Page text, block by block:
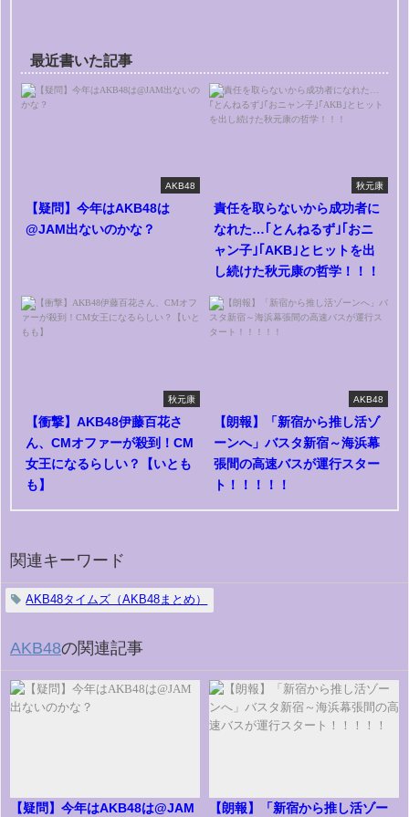
最近書いた記事
AKB48
【疑問】今年はAKB48は
@JAM出ないのかな？
秋元康
責任を取らないから成功者に
なれた…｢とんねるず｣｢おニ
ャン子｣｢AKB｣とヒットを出
し続けた秋元康の哲学！！！
秋元康
【衝撃】AKB48伊藤百花さ
ん、CMオファーが殺到！CM
女王になるらしい？【いとも
も】
AKB48
【朗報】「新宿から推し活ゾ
ーンへ」バスタ新宿～海浜幕
張間の高速バスが運行スター
ト！！！！！
関連キーワード
AKB48タイムズ（AKB48まとめ）
AKB48の関連記事
【疑問】今年はAKB48は@JAM
【朗報】「新宿から推し活ゾー